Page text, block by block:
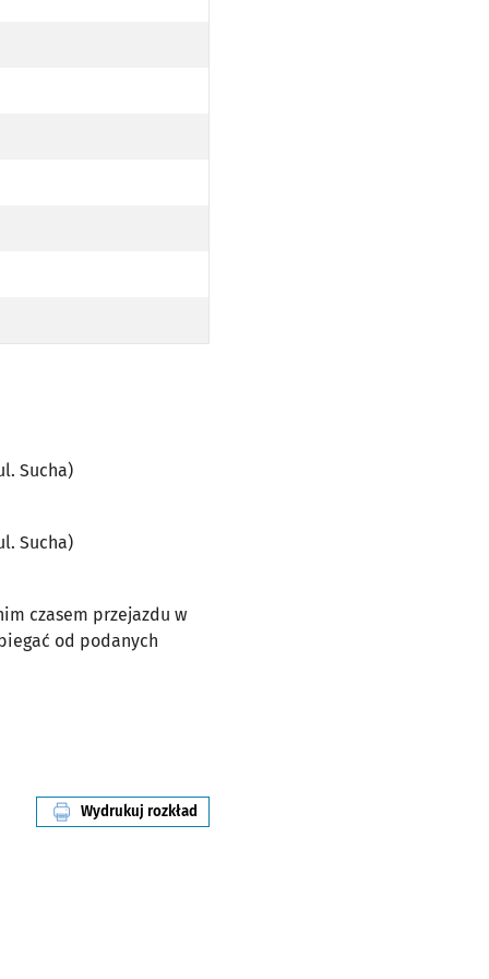
20
22
(UL. SUCHA)
Sucha)
Sucha)
czasem przejazdu w
od podanych
Wydrukuj rozkład
linii nr 106